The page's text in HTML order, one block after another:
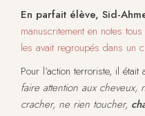
En parfait élève, Sid-
manuscritement en notes
les avait regroupés dans un
Pour l’action terroriste, il
faire attention aux cheveux,
cracher, ne rien toucher,